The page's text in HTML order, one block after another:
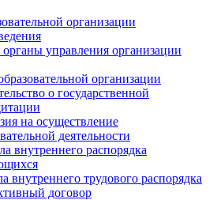
организации
управления организации
организации
о государственной
на осуществление
деятельности
внутреннего распорядка
внутреннего трудового распорядка
договор